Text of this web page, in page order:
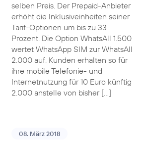
selben Preis. Der Prepaid-Anbieter
erhöht die Inklusiveinheiten seiner
Tarif-Optionen um bis zu 33
Prozent. Die Option WhatsAll 1.500
wertet WhatsApp SIM zur WhatsAll
2.000 auf. Kunden erhalten so für
ihre mobile Telefonie- und
Internetnutzung für 10 Euro künftig
2.000 anstelle von bisher […]
08. März 2018